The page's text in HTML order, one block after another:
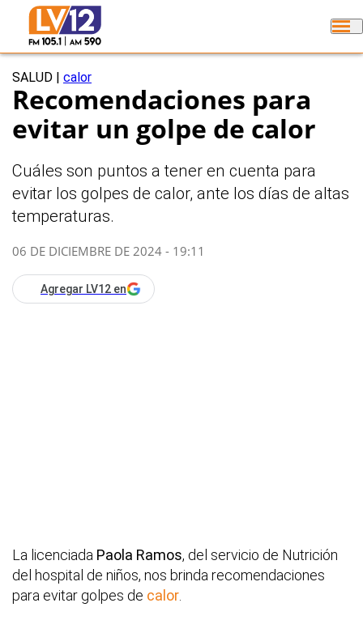
SALUD calor
Recomendaciones para
evitar un golpe de calor
Cuáles son puntos a tener en cuenta para
evitar los golpes de calor, ante los días de altas
temperaturas.
06 DE DICIEMBRE DE 2024 - 19:11
Agregar LV12 en
La licenciada Paola Ramos, del servicio de Nutrición
del hospital de niños, nos brinda recomendaciones
para evitar golpes de calor